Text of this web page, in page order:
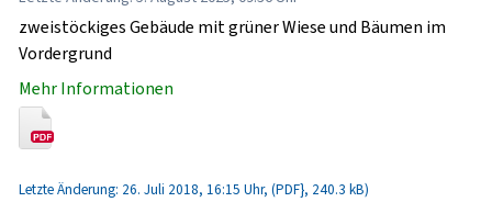
zweistöckiges Gebäude mit grüner Wiese und Bäumen im
Vordergrund
Mehr Informationen
Letzte Änderung: 26. Juli 2018, 16:15 Uhr, (PDF}, 240.3 kB)